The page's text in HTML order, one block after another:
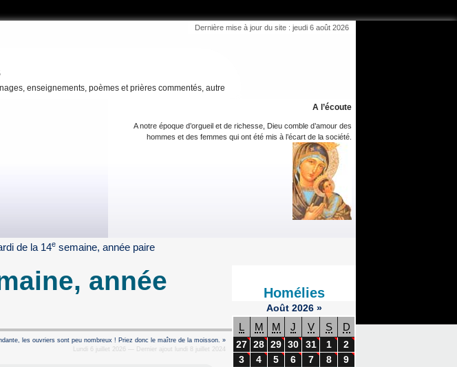
Dernière mise à jour du site : jeudi 6 août 2026
enseignements, poèmes et prières commentés, autre
A l’écoute
A notre époque d’orgueil et de richesse, Dieu comble d’amour des
hommes et des femmes qui ont été mis à l’écart de la société.
de la 14e semaine, année paire
année
les ouvriers sont peu nombreux ! Priez donc le maître de la moisson. »
Lundi 6 juillet 2026 — Dernier ajout lundi 8 juillet 2024
Homélies
Août 2026 »
L M M J V S D
27 28 29 30 31 1
2
3
4 5 6 7 8
9